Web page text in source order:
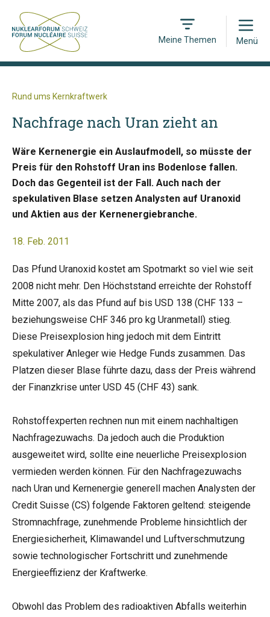
Meine Themen
Open
Menü
Rund ums Kernkraftwerk
Nachfrage nach Uran zieht an
Wäre Kernenergie ein Auslaufmodell, so müsste der
Preis für den Rohstoff Uran ins Bodenlose fallen.
Doch das Gegenteil ist der Fall. Auch nach der
spekulativen Blase setzen Analysten auf Uranoxid
und Aktien aus der Kernenergiebranche.
18. Feb. 2011
Das Pfund Uranoxid kostet am Spotmarkt so viel wie seit
2008 nicht mehr. Den Höchststand erreichte der Rohstoff
Mitte 2007, als das Pfund auf bis USD 138 (CHF 133 –
beziehungsweise CHF 346 pro kg Uranmetall) stieg.
Diese Preisexplosion hing jedoch mit dem Eintritt
spekulativer Anleger wie Hedge Funds zusammen. Das
Platzen dieser Blase führte dazu, dass der Preis während
der Finanzkrise unter USD 45 (CHF 43) sank.
Rohstoffexperten rechnen nun mit einem nachhaltigen
Nachfragezuwachs. Da jedoch auch die Produktion
ausgeweitet wird, sollte eine neuerliche Preisexplosion
vermieden werden können. Für den Nachfragezuwachs
nach Uran und Kernenergie generell machen Analysten der
Credit Suisse (CS) folgende Faktoren geltend: steigende
Stromnachfrage, zunehmende Probleme hinsichtlich der
Energiesicherheit, Klimawandel und Luftverschmutzung
sowie technologischer Fortschritt und zunehmende
Energieeffizienz der Kraftwerke.
Obwohl das Problem des radioaktiven Abfalls weiterhin